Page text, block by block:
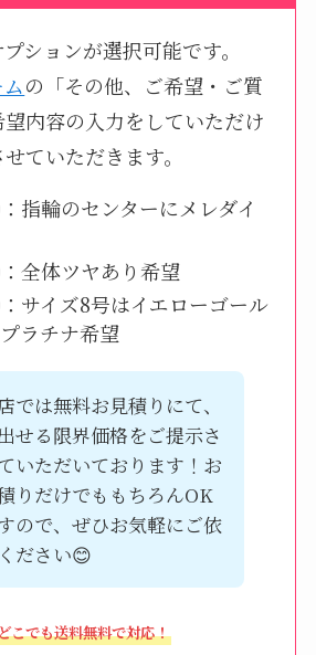
ションが選択可能です。
の「その他、ご希望・ご質
内容の入力をしていただけ
ていただきます。
指輪のセンターにメレダイ
全体ツヤあり希望
サイズ8号はイエローゴール
ラチナ希望
では無料お見積りにて、
せる限界価格をご提示さ
いただいております！お
りだけでももちろんOK
ので、ぜひお気軽にご依
ださい😊
こでも送料無料で対応！